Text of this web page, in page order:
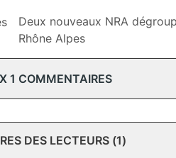
Deux nouveaux NRA
Rhône Alpes
1 COMMENTAIRES
DES LECTEURS (1)